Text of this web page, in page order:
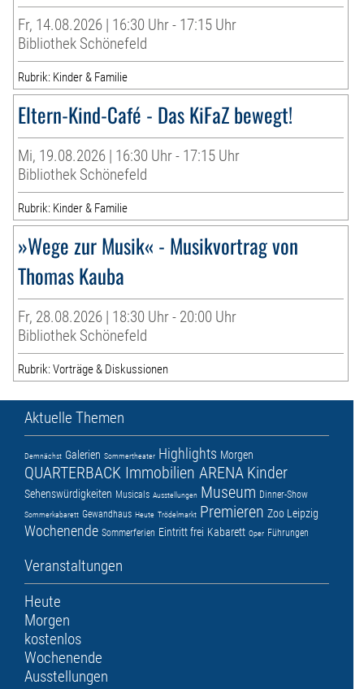
Fr, 14.08.2026 | 16:30 Uhr - 17:15 Uhr
Bibliothek Schönefeld
Rubrik: Kinder & Familie
Eltern-Kind-Café - Das KiFaZ bewegt!
Mi, 19.08.2026 | 16:30 Uhr - 17:15 Uhr
Bibliothek Schönefeld
Rubrik: Kinder & Familie
»Wege zur Musik« - Musikvortrag von
Thomas Kauba
Fr, 28.08.2026 | 18:30 Uhr - 20:00 Uhr
Bibliothek Schönefeld
Rubrik: Vorträge & Diskussionen
Aktuelle Themen
Demnächst Galerien Sommertheater Highlights Morgen
QUARTERBACK Immobilien ARENA Kinder
Sehenswürdigkeiten Musicals Ausstellungen Museum Dinner-Show
Sommerkabarett Gewandhaus Heute Trödelmarkt Premieren Zoo Leipzig
Wochenende Sommerferien Eintritt frei Kabarett Oper Führungen
Veranstaltungen
Heute
Morgen
kostenlos
Wochenende
Ausstellungen